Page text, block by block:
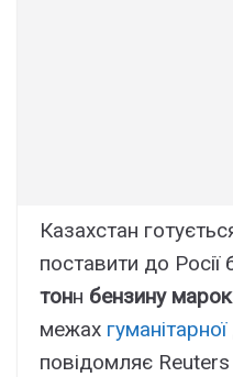
Казахстан
поставити до Росії
тонн бензину
межах гуманітарної
повідомляє